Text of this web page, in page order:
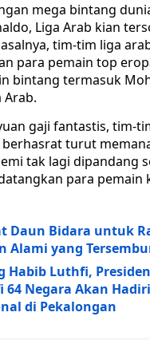
mega bintang
Liga Arab kian
tim-tim liga
para pemain top
bintang termasuk
Arab.
gaji fantastis, tim-
turut
tak lagi dipandang
para pemain
Daun Bidara untuk
Alami yang
Habib Luthfi,
64 Negara Akan
di Pekalongan